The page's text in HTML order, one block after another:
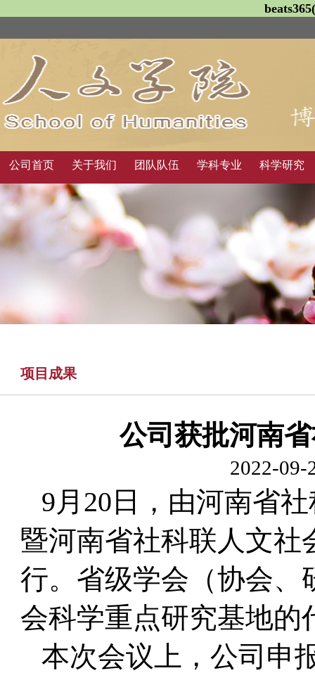
公司首页 关于我们 团队队伍 学科专业 科学研究
项目成果
公司获批河南
2022-09-
9月20日，由河南省
暨河南省社科联人文社
行。省级学会（协会、
会科学重点研究基地的
本次会议上，公司申